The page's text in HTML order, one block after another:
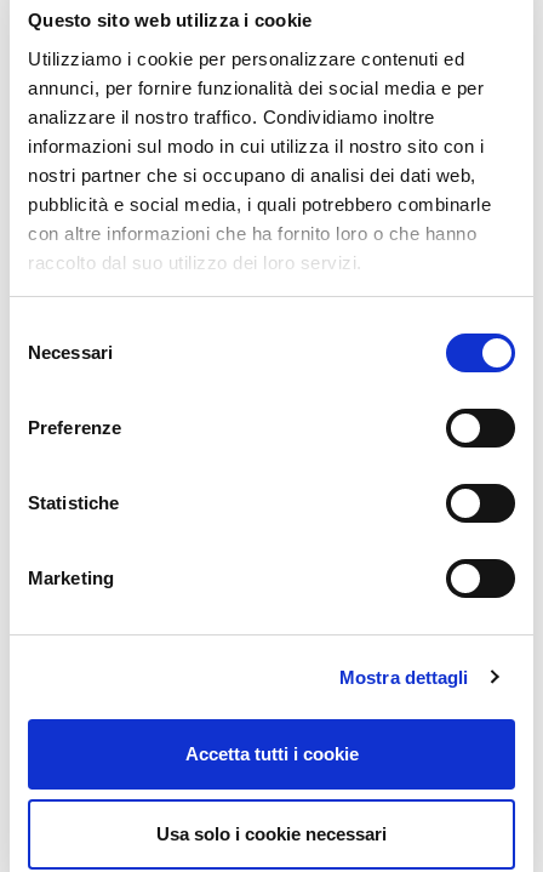
Questo sito web utilizza i cookie
Utilizziamo i cookie per personalizzare contenuti ed
annunci, per fornire funzionalità dei social media e per
analizzare il nostro traffico. Condividiamo inoltre
informazioni sul modo in cui utilizza il nostro sito con i
nostri partner che si occupano di analisi dei dati web,
pubblicità e social media, i quali potrebbero combinarle
con altre informazioni che ha fornito loro o che hanno
raccolto dal suo utilizzo dei loro servizi.
delNecessari
Preferenze
Statistiche
Marketing
Mostra dettagli
Accetta tutti i cookie
Usa solo i cookie necessari
«In sintesi, la Comunità Energetica è un’innovativa unione di
utenti in cui i singoli produttori e consumatori di energia
possono condividere l’energia tra loro – aggiungeDavide
Spotti, Presidente di Regalgrid Europe. – La novità principale è
che questo modello di condivisione energetica permette
l’accesso a energia derivante da fonti rinnovabili a tutti, anche a
chi non possiede un impianto fotovoltaico, o anche a chi
desidera installarne uno in comproprietà e condividerne i
benefici, come nel caso dei condomìni. Il concetto di comunità
nasce proprio da questo principio di condivisione, in cui l’aiuto
energetico reciproco porta non solo benefici ambientali, ma
anche sociali ed economici».
, presso la sala formazione della
sede Appia di Belluno, si terrà un
evento di presentazione
approfondito il tema di come funzionano le Comunità